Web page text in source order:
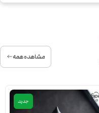
مشاهده همه
جدید